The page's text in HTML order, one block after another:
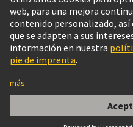
09 00 000 5361,
14mm
México Español
© HARTING Technology Group
Imprint
Información